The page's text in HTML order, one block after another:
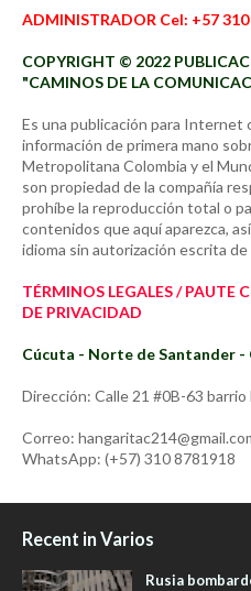
ADMINISTRADOR Cel: +57
COPYRIGHT © 2022
"CAMINOS DE LA
Es una publicación para Internet
información de primera mano
Metropolitana Colombia y el
son propiedad de la compañía
prohíbe la reproducción total o
contenidos que aquí aparezca,
idioma sin autorización escrita
TÉRMINOS LEGALES / PAUTE
DE PRIVACIDAD
Cúcuta - Norte de Santander -
Dirección: Calle 21 #0B-63 barrio
Correo:
WhatsApp: (+57) 310 8781918
Recent in Varios
Rusia